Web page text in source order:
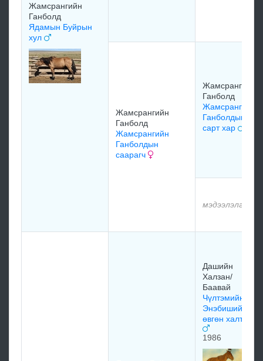
Жамсрангийн
Ганболд
Ядамын Буйрын
хул
Жамсрангийн
Ганболд
Жамсрангийн
Ганболдын
саарагч
Жамсрангийн
Ганболд
Жамсрангийн
Ганболдын
сарт хар
мэдээлэлгүй
Дашийн
Халзан/
Баавай
Чүлтэмийн
Энэбишийн
өвгөн халтар
1986